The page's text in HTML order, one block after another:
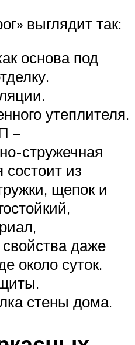
выглядит так:
основа под
утеплителя.
–
стружечная
состоит из
щепок и
даже
около суток.
стены дома.